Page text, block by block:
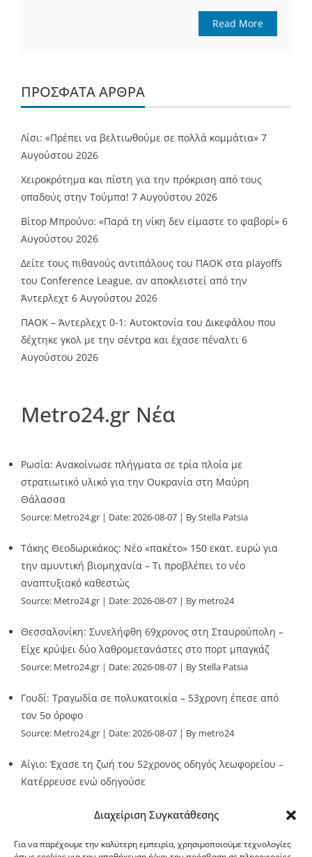
Διαχείριση Συγκατάθεσης
Για να παρέχουμε την καλύτερη εμπειρία, χρησιμοποιούμε τεχνολογίες
Read More
ΠΡΌΣΦΑΤΑ ΆΡΘΡΑ
Λίσι: «Πρέπει να βελτιωθούμε σε πολλά κομμάτια» 7
Αυγούστου 2026
Χειροκρότημα και πίστη για την πρόκριση από τους
οπαδούς στην Τούμπα! 7 Αυγούστου 2026
Βίτορ Μπρούνο: «Παρά τη νίκη δεν είμαστε το φαβορί» 6
Αυγούστου 2026
Δείτε τους πιθανούς αντιπάλους του ΠΑΟΚ στα playoffs
του Conference League, αν αποκλειστεί από την
Άντερλεχτ 6 Αυγούστου 2026
ΠΑΟΚ – Άντερλεχτ 0-1: Αυτοκτονία του Δικεφάλου που
δέχτηκε γκολ με την σέντρα και έχασε πέναλτι 6
Αυγούστου 2026
Metro24.gr Νέα
Ρωσία: Ανακοίνωσε πλήγματα σε τρία πλοία με
στρατιωτικό υλικό για την Ουκρανία στη Μαύρη
Θάλασσα
Source: Metro24.gr Date: 2026-08-07 By Stella Patsia
Τάκης Θεοδωρικάκος: Νέο «πακέτο» 150 εκατ. ευρώ για
την αμυντική βιομηχανία – Τι προβλέπει το νέο
αναπτυξιακό καθεστώς
Source: Metro24.gr Date: 2026-08-07 By metro24
Θεσσαλονίκη: Συνελήφθη 69χρονος στη Σταυρούπολη –
Είχε κρύψει δύο λαθρομετανάστες στο πορτ μπαγκάζ
Source: Metro24.gr Date: 2026-08-07 By Stella Patsia
Γουδί: Τραγωδία σε πολυκατοικία – 53χρονη έπεσε από
τον 5ο όροφο
Source: Metro24.gr Date: 2026-08-07 By metro24
Αίγιο: Έχασε τη ζωή του 52χρονος οδηγός λεωφορείου –
Κατέρρευσε ενώ οδηγούσε